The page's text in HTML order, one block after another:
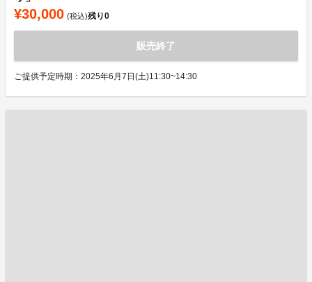
¥30,000 (税込)残り0
販売終了
ご提供予定時期：2025年6月7日(土)11:30~14:30